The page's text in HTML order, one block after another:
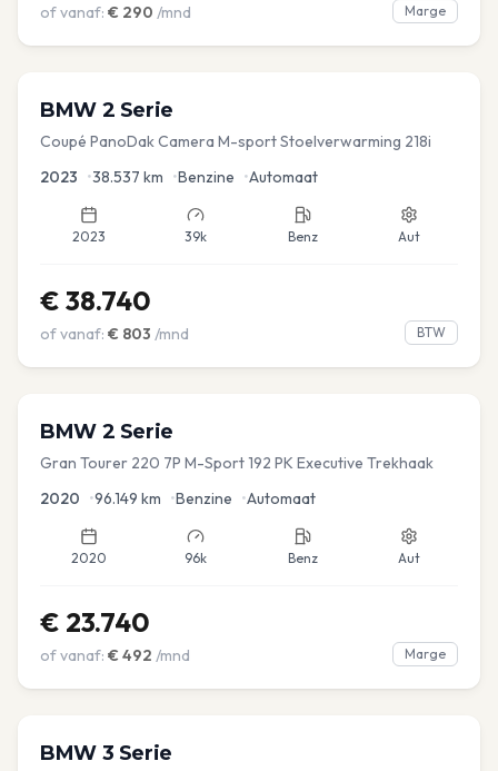
of vanaf: € 290 /mnd Marge
BMW 2 Serie
Coupé PanoDak Camera M-sport Stoelverwarming 218i
2023 •38.537 km •Benzine •Automaat
2023 39k Benz Aut
€ 38.740
of vanaf: € 803 /mnd BTW
BMW 2 Serie
Gran Tourer 220 7P M-Sport 192 PK Executive Trekhaak
2020 •96.149 km •Benzine •Automaat
2020 96k Benz Aut
€ 23.740
of vanaf: € 492 /mnd Marge
BMW 3 Serie